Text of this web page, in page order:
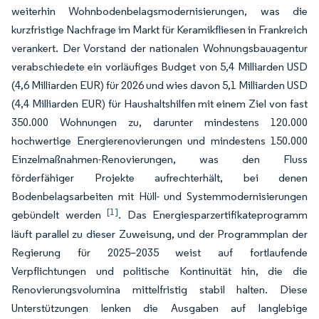
weiterhin Wohnbodenbelagsmodernisierungen, was die
kurzfristige Nachfrage im Markt für Keramikfliesen in Frankreich
verankert. Der Vorstand der nationalen Wohnungsbauagentur
verabschiedete ein vorläufiges Budget von 5,4 Milliarden USD
(4,6 Milliarden EUR) für 2026 und wies davon 5,1 Milliarden USD
(4,4 Milliarden EUR) für Haushaltshilfen mit einem Ziel von fast
350.000 Wohnungen zu, darunter mindestens 120.000
hochwertige Energierenovierungen und mindestens 150.000
Einzelmaßnahmen-Renovierungen, was den Fluss
förderfähiger Projekte aufrechterhält, bei denen
Bodenbelagsarbeiten mit Hüll- und Systemmodernisierungen
gebündelt werden [1]. Das Energiesparzertifikateprogramm
läuft parallel zu dieser Zuweisung, und der Programmplan der
Regierung für 2025–2035 weist auf fortlaufende
Verpflichtungen und politische Kontinuität hin, die die
Renovierungsvolumina mittelfristig stabil halten. Diese
Unterstützungen lenken die Ausgaben auf langlebige